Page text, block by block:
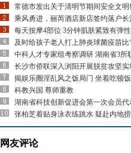
常德市发出关于清明节期间安全文明
乘风勇进，丽芮酒店新店签约落户长
每天按摩4部位 3分钟肌肤紧致有弹性
及时给孩子老人打上肺炎球菌疫苗比
中科人才专家组考察调研 湖南省3所
长沙市侨联深入浏阳开展脱贫攻坚实
揭娱乐圈淫乱风之饭局门 坐着吃顿
科教兴国 尊师重教
湖南省科技创新促进会第一次会员
张柏芝着贴身泳衣练跳水 疑赴内地
网友评论